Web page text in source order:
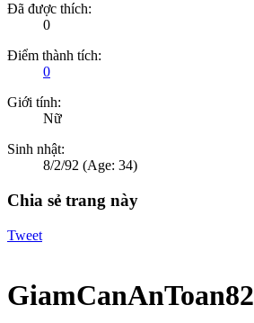
Đã được thích:
0
Điểm thành tích:
0
Giới tính:
Nữ
Sinh nhật:
8/2/92 (Age: 34)
Chia sẻ trang này
Tweet
GiamCanAnToan82